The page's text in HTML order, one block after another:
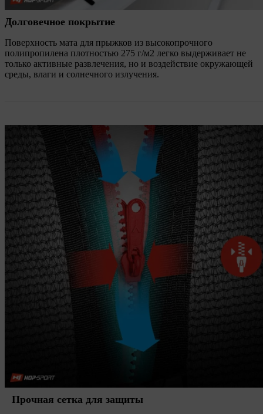
Долговечное покрытие
Поверхность мата для прыжков из высокопрочного
полипропилена плотностью 275 г/м2 легко выдерживает не
только активные развлечения, но и воздействие окружающей
среды, влаги и солнечного излучения.
Прочная сетка для защиты